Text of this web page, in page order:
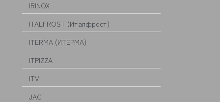
IRINOX
ITALFROST (Италфрост)
ITERMA (ИТЕРМА)
ITPIZZA
ITV
JAC